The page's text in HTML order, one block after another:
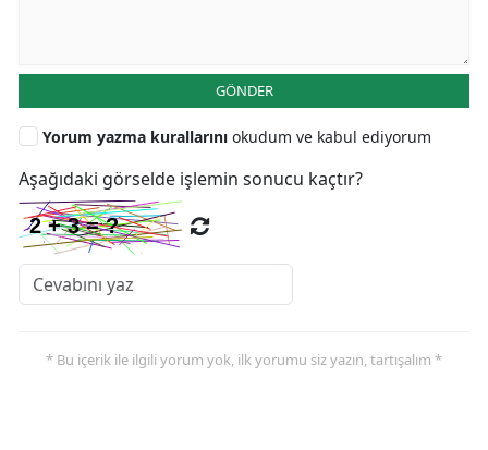
GÖNDER
Yorum yazma kurallarını okudum ve kabul ediyorum
Aşağıdaki görselde işlemin sonucu kaçtır?
* Bu içerik ile ilgili yorum yok, ilk yorumu siz yazın, tartışalım *